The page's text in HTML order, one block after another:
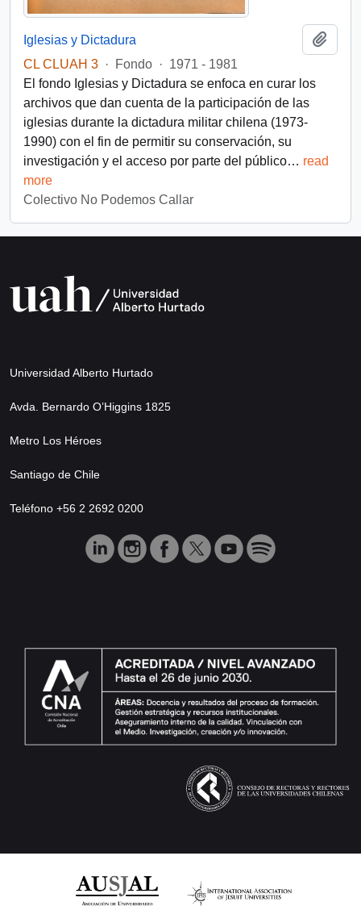
Iglesias y Dictadura
CL CLUAH 3 · Fondo · 1971 - 1981
El fondo Iglesias y Dictadura se enfoca en curar los
archivos que dan cuenta de la participación de las
iglesias durante la dictadura militar chilena (1973-
1990) con el fin de permitir su conservación, su
investigación y el acceso por parte del público… read
more
Colectivo No Podemos Callar
Universidad Alberto Hurtado
Avda. Bernardo O’Higgins 1825
Metro Los Héroes
Santiago de Chile
Teléfono +56 2 2692 0200